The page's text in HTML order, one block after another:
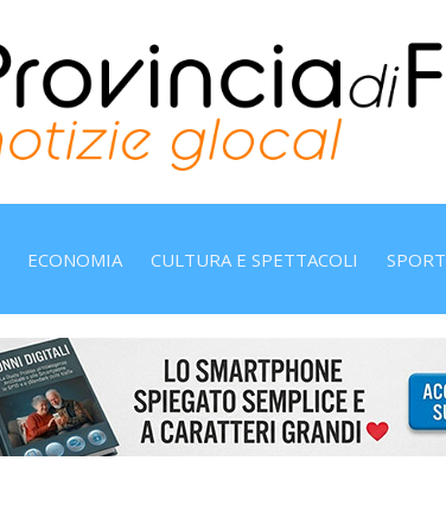
ECONOMIA CULTURA E SPETTACOLI SPORT